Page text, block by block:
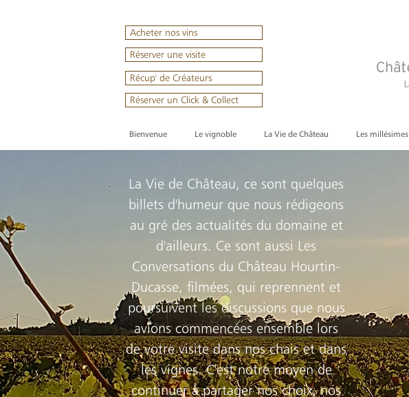
Acheter nos vins
Réserver une visite
Récup' de Créateurs
Réserver un Click & Collect
Bienvenue Le vignoble La Vie de Château Les millésimes
La Vie de Château, ce sont quelques
billets d'humeur que nous rédigeons
au gré des actualités du domaine et
d'ailleurs. Ce sont aussi Les
Conversations du Château Hourtin-
Ducasse, filmées, qui reprennent et
poursuivent les discussions que nous
avions commencées ensemble lors
de votre visite dans nos chais et dans
les vignes. C'est notre moyen de
continuer à partager nos choix, nos